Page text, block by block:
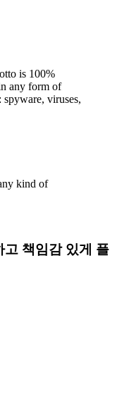
is 100%
any form of
viruses,
kind of
고 책임감 있게 플